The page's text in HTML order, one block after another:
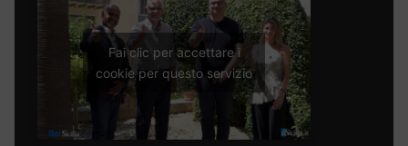
Fai clic per accettare i
cookie per questo servizio